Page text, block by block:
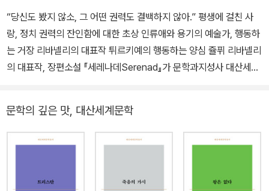
“당신도 봤지 않소, 그 어떤 권력도 결백하지 않아.” 평생에 걸친 사
랑, 정치 권력의 잔인함에 대한 초상 인류애와 용기의 예술가, 행동하
는 거장 리바넬리의 대표작 튀르키예의 행동하는 양심 쥴퓌 리바넬리
의 대표작, 장편소설 『세레나데Serenad』가 문학과지성사 대산세계
사적 사건을 재조명하여 큰 반향을 불러일으켰다. 이 작품은 130만
부 이상 판매되며 독자들과 비평가들의 극찬을 받고 독일과 미국에서
넷플릭스 오리지널 시리즈로 제작 중이다. 열네 살 아들을 혼자 키우
문학의 깊은 맛, 대산세계문학